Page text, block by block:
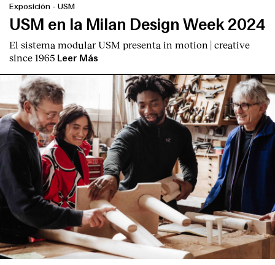
Exposición - USM
USM en la Milan Design Week 2024
El sistema modular USM presenta in motion | creative
since 1965 Leer Más